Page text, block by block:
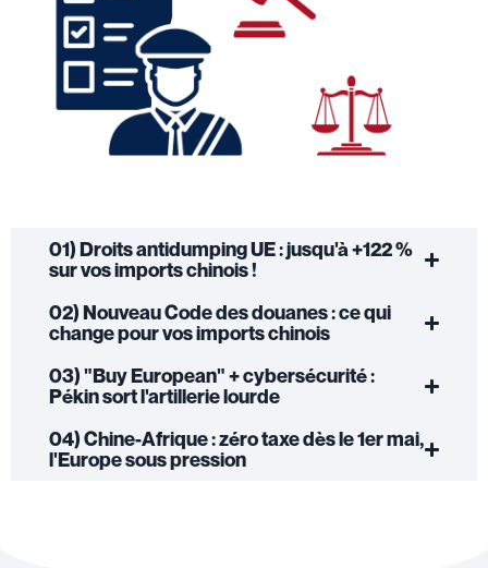
01) Droits antidumping UE : jusqu'à +122 %
sur vos imports chinois !
02) Nouveau Code des douanes : ce qui
change pour vos imports chinois
03) "Buy European" + cybersécurité :
Pékin sort l'artillerie lourde
04) Chine-Afrique : zéro taxe dès le 1er mai,
l'Europe sous pression